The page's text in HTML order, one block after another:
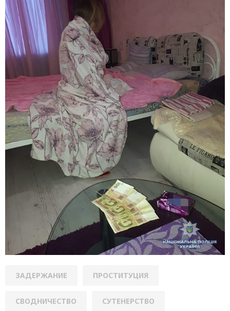
ЗАДЕРЖАНИЕ ПРОСТИТУЦИЯ
СВОДНИЧЕСТВО СУТЕНЕРСТВО